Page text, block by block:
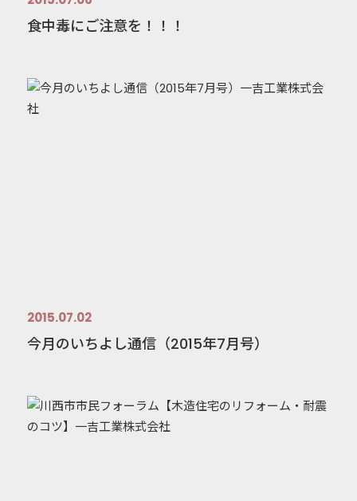
食中毒にご注意を！！！
2015.07.02
今月のいちよし通信（2015年7月号）